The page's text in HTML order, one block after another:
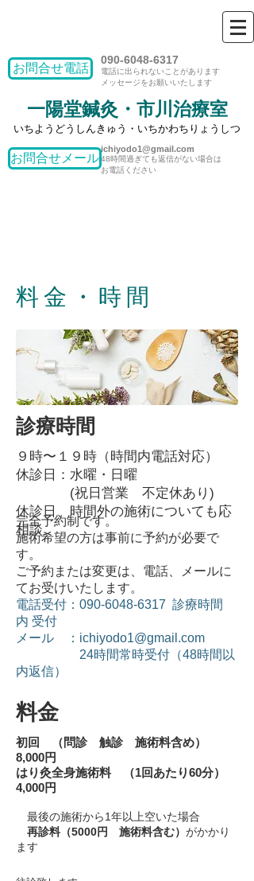
お問合せ電話
090-6048-6317
​電話に出られないことがあります
​メッセージをお願いいたします
一陽堂鍼灸​・市川治療室
いちようどうしんきゅう・いちかわちりょうしつ
お問合せメール
ichiyodo1@gmail.com
​48時間過ぎても返信がない場合は
お電話ください
料金・ 時間
診療時間
９時〜１９時（時間内電話対応）
​休診日：水曜・日曜
(祝日営業 不定休あり)
​休診日、時間外の施術についても応
相談
完全予約制です。
施術希望の方は事前に予約が必要で
す。
ご予約または変更は、電話、メールに
てお受けいたします。
電話受付：090-6048-6317 診療時間
内 受付
​メール ： ichiyodo1@gmail.com
24時間常時受付（48時間以
内返信）
料金
​初回 （問診 触診 施術料含め）
8,000円
はり灸全身施術料 （1回あたり60分）
4,000円
最後の施術から1年以上空いた場合
再診料（5000円 施術料含む） がかかり
ます